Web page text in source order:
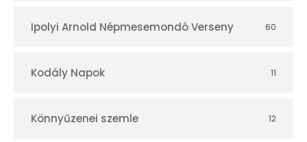
Ipolyi Arnold Népmesemondó Verseny 60
Kodály Napok 11
Könnyűzenei szemle 12